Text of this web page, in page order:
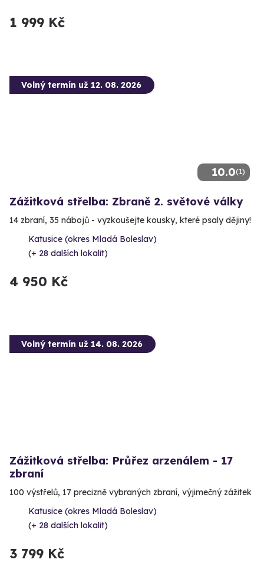
1 999 Kč
10.0(1)
Volný termín už 12. 08. 2026
Zážitková střelba: Zbraně 2. světové války
14 zbraní, 35 nábojů - vyzkoušejte kousky, které psaly dějiny!
Katusice (okres Mladá Boleslav)
(+ 28 dalších lokalit)
4 950 Kč
Volný termín už 14. 08. 2026
Zážitková střelba: Průřez arzenálem - 17
zbraní
100 výstřelů, 17 precizně vybraných zbraní, výjimečný zážitek
Katusice (okres Mladá Boleslav)
(+ 28 dalších lokalit)
3 799 Kč